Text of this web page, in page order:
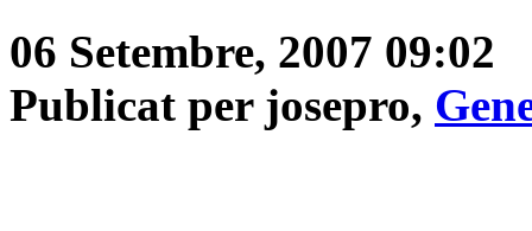
06 Setembre, 2007 09:02
Publicat per josepro,